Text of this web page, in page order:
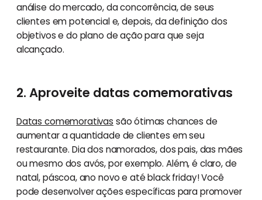
análise do mercado, da concorrência, de seus
clientes em potencial e, depois, da definição dos
objetivos e do plano de ação para que seja
alcançado.
2. Aproveite datas comemorativas
Datas comemorativas são ótimas chances de
aumentar a quantidade de clientes em seu
restaurante. Dia dos namorados, dos pais, das mães
ou mesmo dos avós, por exemplo. Além, é claro, de
natal, páscoa, ano novo e até black friday! Você
pode desenvolver ações específicas para promover